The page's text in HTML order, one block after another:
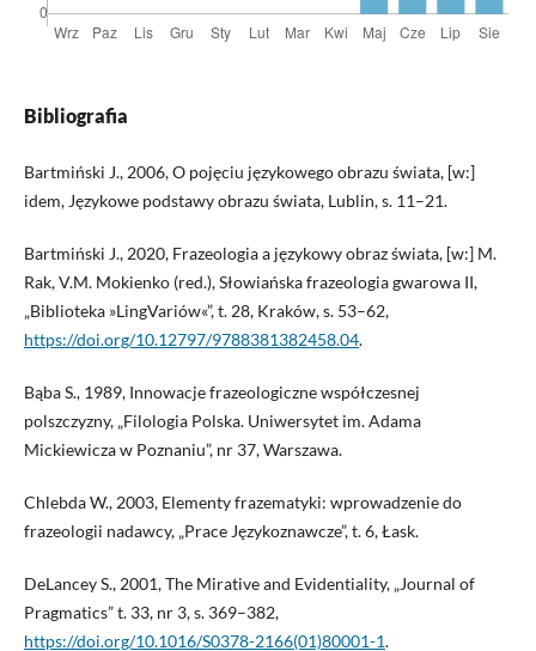
Bibliografia
Bartmiński J., 2006, O pojęciu językowego obrazu świata, [w:]
idem, Językowe podstawy obrazu świata, Lublin, s. 11–21.
Bartmiński J., 2020, Frazeologia a językowy obraz świata, [w:] M.
Rak, V.M. Mokienko (red.), Słowiańska frazeologia gwarowa II,
„Biblioteka »LingVariów«”, t. 28, Kraków, s. 53–62,
https://doi.org/10.12797/9788381382458.04.
Bąba S., 1989, Innowacje frazeologiczne współczesnej
polszczyzny, „Filologia Polska. Uniwersytet im. Adama
Mickiewicza w Poznaniu”, nr 37, Warszawa.
Chlebda W., 2003, Elementy frazematyki: wprowadzenie do
frazeologii nadawcy, „Prace Językoznawcze”, t. 6, Łask.
DeLancey S., 2001, The Mirative and Evidentiality, „Journal of
Pragmatics” t. 33, nr 3, s. 369–382,
https://doi.org/10.1016/S0378-2166(01)80001-1.